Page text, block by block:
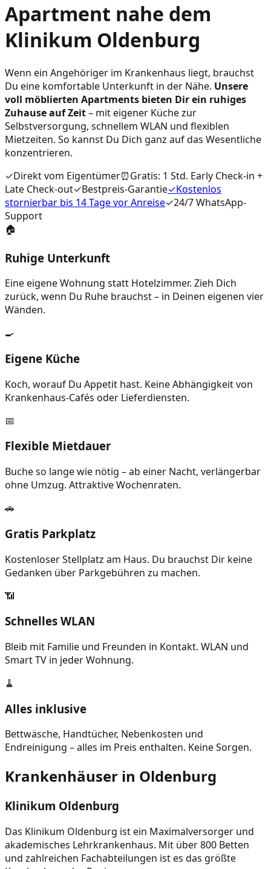
Apartment nahe dem
Klinikum Oldenburg
Wenn ein Angehöriger im Krankenhaus liegt, brauchst
Du eine komfortable Unterkunft in der Nähe. Unsere
voll möblierten Apartments bieten Dir ein ruhiges
Zuhause auf Zeit– mit eigener Küche zur
Selbstversorgung, schnellem WLAN und flexiblen
Mietzeiten. So kannst Du Dich ganz auf das Wesentliche
konzentrieren.
✓Direkt vom Eigentümer⏰Gratis: 1 Std. Early Check-in +
Late Check-out✓Bestpreis-Garantie✓Kostenlos
stornierbar bis 14 Tage vor Anreise✓24/7 WhatsApp-
Support
🏠
Ruhige Unterkunft
Eine eigene Wohnung statt Hotelzimmer. Zieh Dich
zurück, wenn Du Ruhe brauchst – in Deinen eigenen vier
Wänden.
🍳
Eigene Küche
Koch, worauf Du Appetit hast. Keine Abhängigkeit von
Krankenhaus-Cafés oder Lieferdiensten.
📅
Flexible Mietdauer
Buche so lange wie nötig – ab einer Nacht, verlängerbar
ohne Umzug. Attraktive Wochenraten.
🚗
Gratis Parkplatz
Kostenloser Stellplatz am Haus. Du brauchst Dir keine
Gedanken über Parkgebühren zu machen.
📶
Schnelles WLAN
Bleib mit Familie und Freunden in Kontakt. WLAN und
Smart TV in jeder Wohnung.
🧹
Alles inklusive
Bettwäsche, Handtücher, Nebenkosten und
Endreinigung – alles im Preis enthalten. Keine Sorgen.
Krankenhäuser in Oldenburg
Klinikum Oldenburg
Das Klinikum Oldenburg ist ein Maximalversorger und
akademisches Lehrkrankenhaus. Mit über 800 Betten
und zahlreichen Fachabteilungen ist es das größte